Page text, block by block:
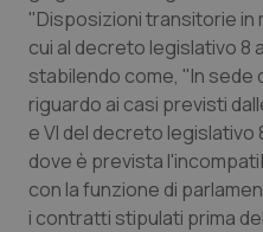
"Disposizioni transitorie in
cui al decreto legislativo 8
stabilendo come, "In sede
riguardo ai casi previsti
e VI del decreto legislativo
dove è prevista
con la funzione di
i contratti stipulati prima